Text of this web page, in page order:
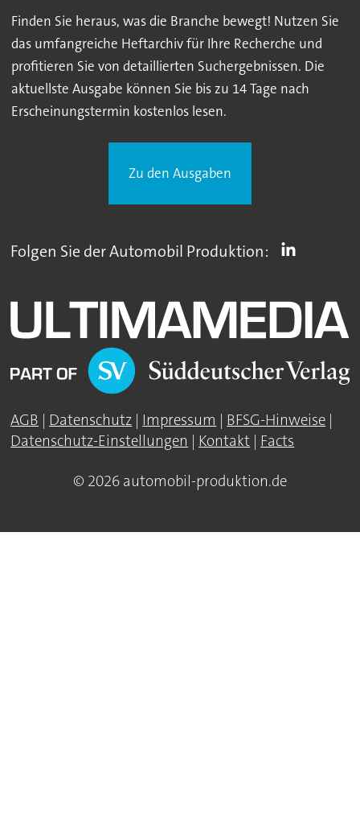
Finden Sie heraus, was die Branche bewegt! Nutzen Sie
das umfangreiche Heftarchiv für Ihre Recherche und
profitieren Sie von detaillierten Suchergebnissen. Die
aktuellste Ausgabe können Sie bis zu 14 Tage nach
Erscheinungstermin kostenlos lesen.
Zu den Ausgaben
Folgen Sie der Automobil Produktion:
AGB | Datenschutz | Impressum | BFSG-Hinweise |
Datenschutz-Einstellungen | Kontakt | Facts
© 2026 automobil-produktion.de